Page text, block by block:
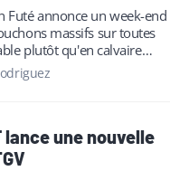
Futé annonce un week-end
massifs sur toutes
plutôt qu'en calvaire
lance une nouvelle